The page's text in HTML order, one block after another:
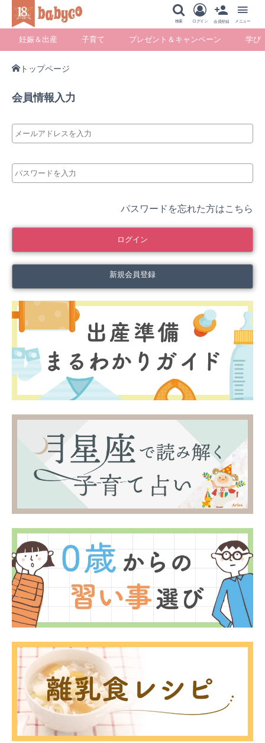
検索 ログイン 会員登録 メニュー
妊娠＆出産 子育て プレゼント＆キャンペーン 学び
トップページ
会員情報入力
パスワードを忘れた方はこちら
ログイン
新規会員登録